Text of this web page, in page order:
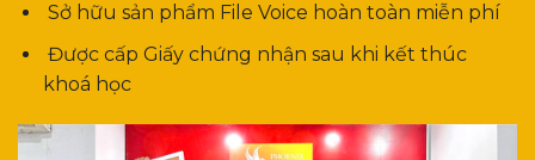
Sở hữu sản phẩm File Voice hoàn toàn miễn phí
Được cấp Giấy chứng nhận sau khi kết thúc
khoá học